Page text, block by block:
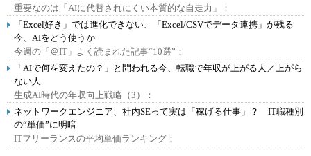
重要なのは「AIに代替されにくい本質的な自走力」：
「Excel好き」では進化できない、「Excel/CSVでデータ連携」が残る
今、AIをどう使うか
今週の「＠IT」よく読まれた記事“10選”：
「AIで何を変えたの？」と問われる今、転職で年収が上がる人／上がら
ない人
生成AI時代の年収向上戦略（3）：
ネットワークエンジニア、社内SEって実は「稼げる仕事」？ IT職種別
の“単価”に明暗
ITフリーランスの平均単価ランキング：